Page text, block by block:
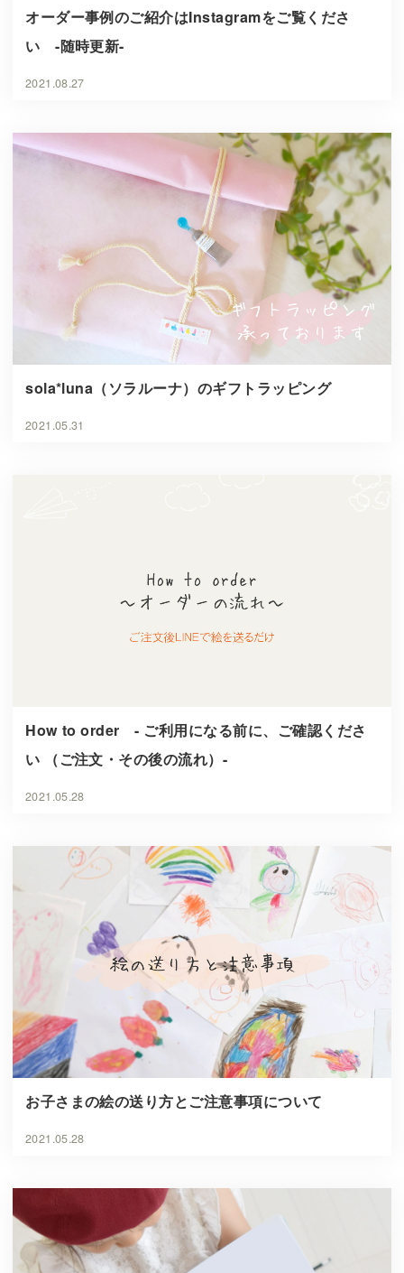
オーダー事例のご紹介はInstagramをご覧くださ
い -随時更新-
2021.08.27
sola*luna（ソラルーナ）のギフトラッピング
2021.05.31
How to order - ご利用になる前に、ご確認くださ
い （ご注文・その後の流れ）-
2021.05.28
お子さまの絵の送り方とご注意事項について
2021.05.28